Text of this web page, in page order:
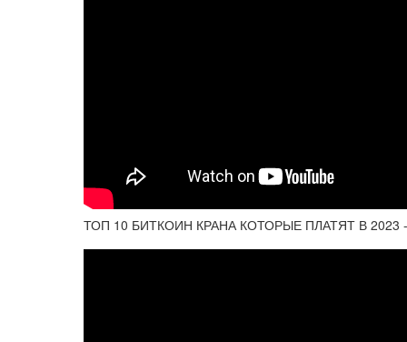
ТОП 10 БИТКОИН КРАНА КОТОРЫЕ ПЛАТЯТ В 2023